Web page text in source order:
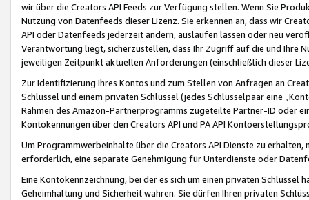
wir über die Creators API Feeds zur Verfügung stellen. Wenn Sie
Nutzung von Datenfeeds dieser Lizenz. Sie erkennen an, dass wir
API oder Datenfeeds jederzeit ändern, auslaufen lassen oder neu
Verantwortung liegt, sicherzustellen, dass Ihr Zugriff auf die und Ihre
jeweiligen Zeitpunkt aktuellen Anforderungen (einschließlich dieser
Zur Identifizierung Ihres Kontos und zum Stellen von Anfragen an
Schlüssel und einem privaten Schlüssel (jedes Schlüsselpaar eine
Rahmen des Amazon-Partnerprogramms zugeteilte Partner-ID oder
Kontokennungen über den Creators API und PA API
Um Programmwerbeinhalte über die Creators API Dienste zu
erforderlich, eine separate Genehmigung für Unterdienste oder
Eine Kontokennzeichnung, bei der es sich um einen privaten
Geheimhaltung und Sicherheit wahren. Sie dürfen Ihren privaten